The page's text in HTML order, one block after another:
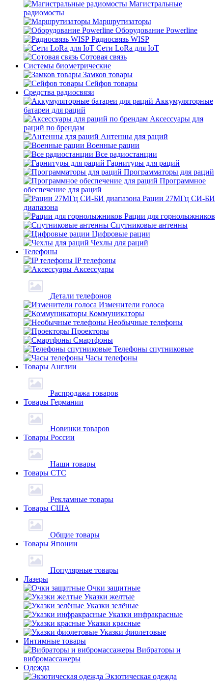
Магистральные
радиомосты
Маршрутизаторы
Оборудование Powerline
Радиосвязь WISP
Сети LoRa для IoT
Сотовая связь
Системы биометрические
Замков товары
Сейфов товары
Средства радиосвязи
Аккумуляторные
батареи для раций
Аксессуары для
раций по брендам
Антенны для раций
Военные рации
Все радиостанции
Гарнитуры для раций
Программаторы для раций
Программное
обеспечение для раций
Рации 27МГц СИ-БИ
диапазона
Рации для горнолыжников
Спутниковые антенны
Цифровые рации
Чехлы для раций
Телефоны
IP телефоны
Аксессуары
Детали телефонов
Изменители голоса
Коммуникаторы
Необычные телефоны
Проекторы
Смартфоны
Телефоны спутниковые
Часы телефоны
Товары Англии
Распродажа товаров
Товары Германии
Новинки товаров
Товары России
Наши товары
Товары СТС
Рекламные товары
Товары США
Общие товары
Товары Японии
Популярные товары
Лазеры
Очки защитные
Указки желтые
Указки зелёные
Указки инфракрасные
Указки красные
Указки фиолетовые
Интимные товары
Вибраторы и
вибромассажеры
Одежда
Экзотическая одежда